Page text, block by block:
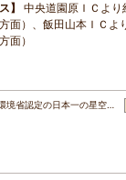
中央道園原ＩＣよ
面）、飯田山本ＩＣよ
面）
境省認定の日本一の星空…